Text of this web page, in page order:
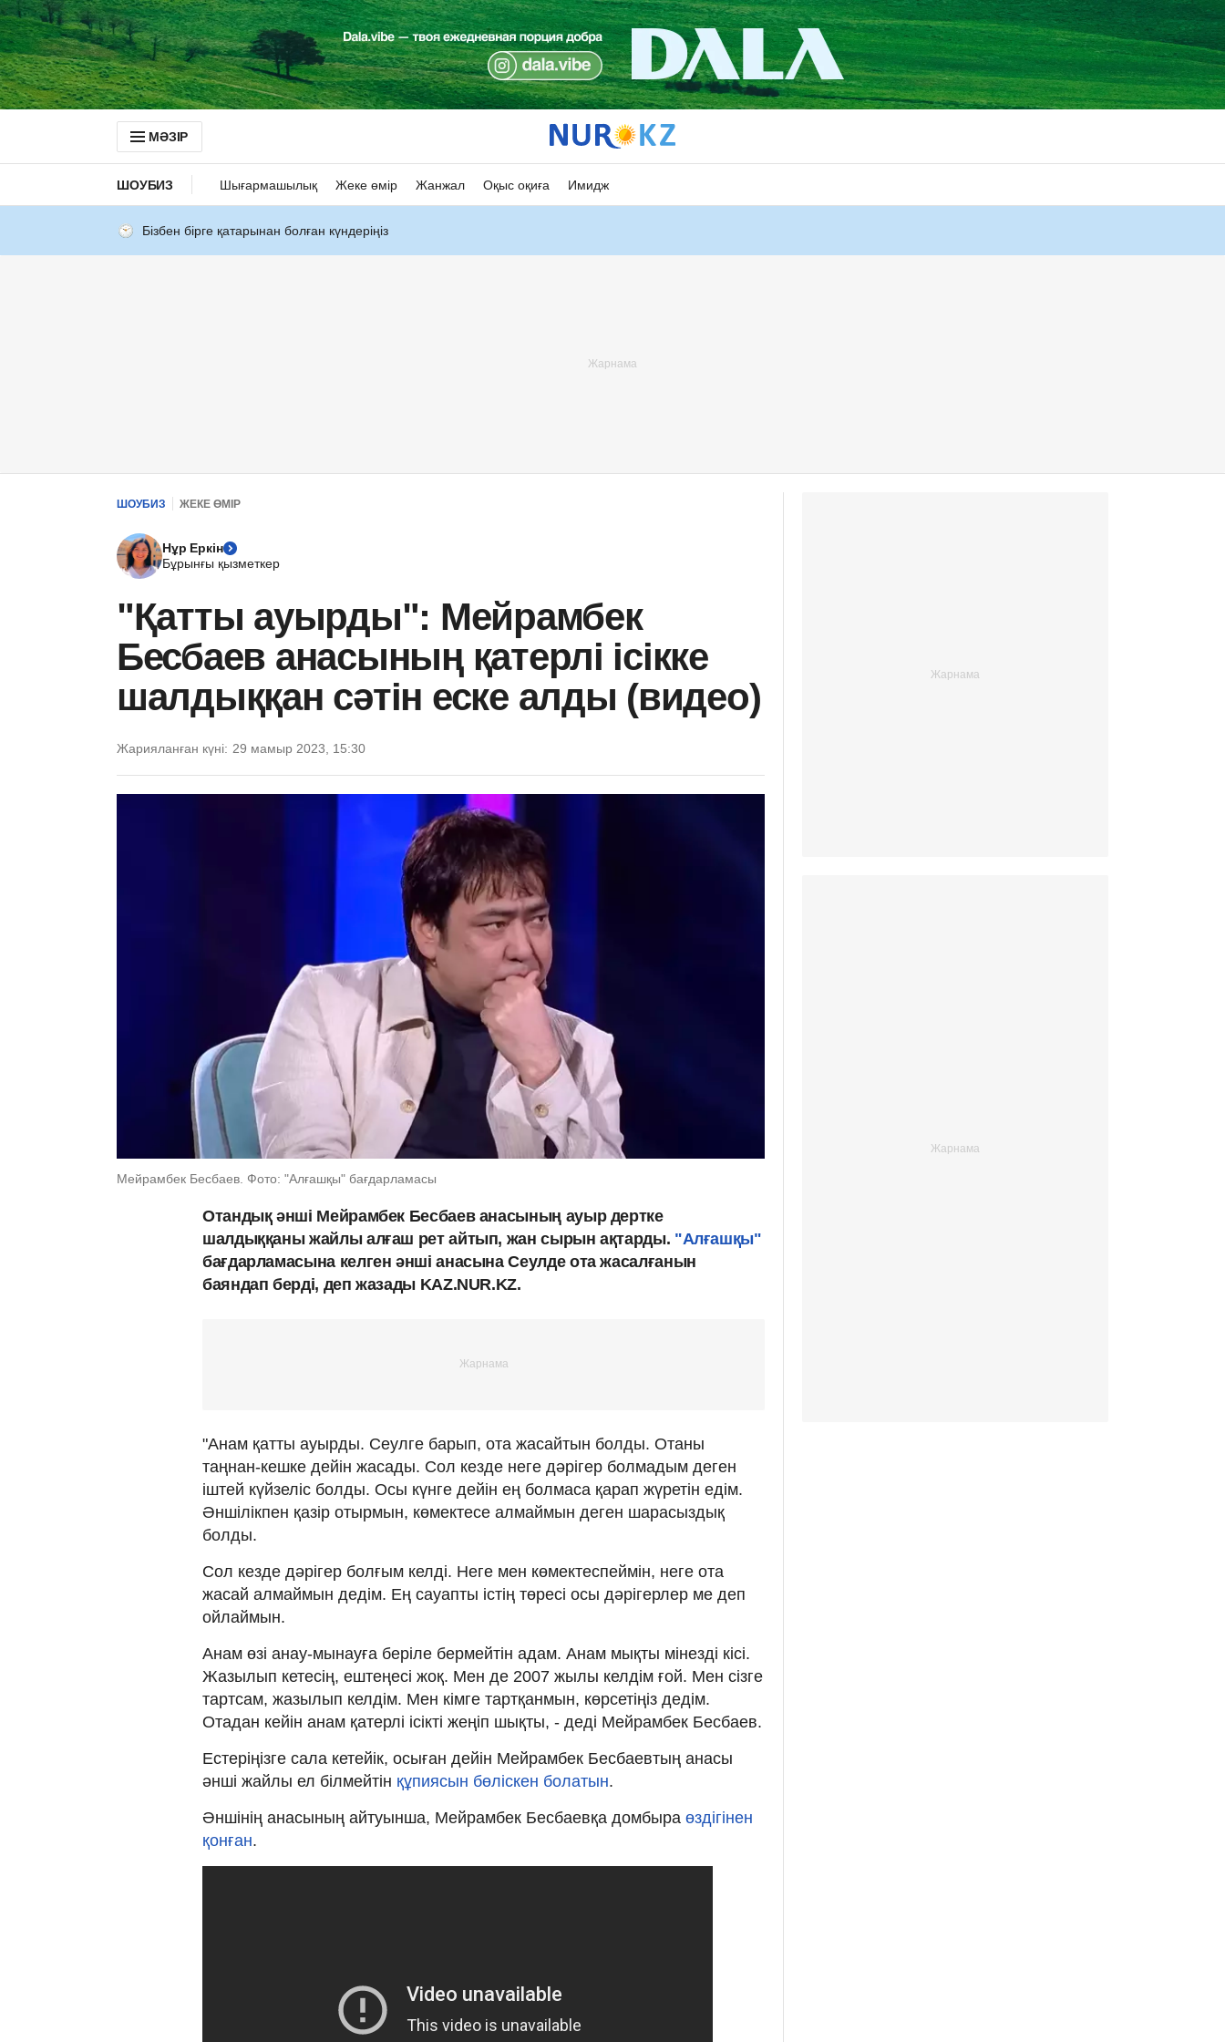
МӘЗІР
ШОУБИЗ Шығармашылық Жеке өмір Жанжал Оқыс оқиға Имидж
Бізбен бірге қатарынан болған күндеріңіз
ШОУБИЗ ЖЕКЕ ӨМІР
Нұр Еркін
Бұрынғы қызметкер
"Қатты ауырды": Мейрамбек
Бесбаев анасының қатерлі ісікке
шалдыққан сәтін еске алды (видео)
Жарияланған күні: 29 мамыр 2023, 15:30
Мейрамбек Бесбаев. Фото: "Алғашқы" бағдарламасы
Отандық әнші Мейрамбек Бесбаев анасының ауыр дертке
шалдыққаны жайлы алғаш рет айтып, жан сырын ақтарды. "Алғашқы"
бағдарламасына келген әнші анасына Сеулде ота жасалғанын
баяндап берді, деп жазады KAZ.NUR.KZ.
"Анам қатты ауырды. Сеулге барып, ота жасайтын болды. Отаны
таңнан-кешке дейін жасады. Сол кезде неге дәрігер болмадым деген
іштей күйзеліс болды. Осы күнге дейін ең болмаса қарап жүретін едім.
Әншілікпен қазір отырмын, көмектесе алмаймын деген шарасыздық
болды.
Сол кезде дәрігер болғым келді. Неге мен көмектеспеймін, неге ота
жасай алмаймын дедім. Ең сауапты істің төресі осы дәрігерлер ме деп
ойлаймын.
Анам өзі анау-мынауға беріле бермейтін адам. Анам мықты мінезді кісі.
Жазылып кетесің, ештеңесі жоқ. Мен де 2007 жылы келдім ғой. Мен сізге
тартсам, жазылып келдім. Мен кімге тартқанмын, көрсетіңіз дедім.
Отадан кейін анам қатерлі ісікті жеңіп шықты, - деді Мейрамбек Бесбаев.
Естеріңізге сала кетейік, осыған дейін Мейрамбек Бесбаевтың анасы
әнші жайлы ел білмейтін құпиясын бөліскен болатын.
Әншінің анасының айтуынша, Мейрамбек Бесбаевқа домбыра өздігінен
қонған.